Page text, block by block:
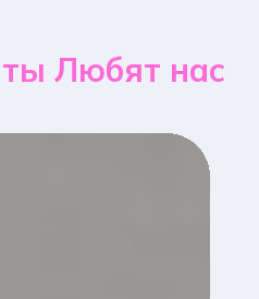
Любят нас